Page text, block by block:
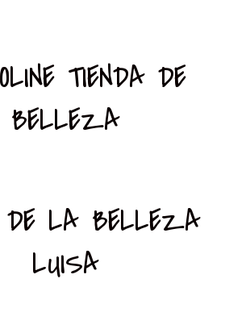
TIENDA DE
BELLEZA
LA BELLEZA
LUISA